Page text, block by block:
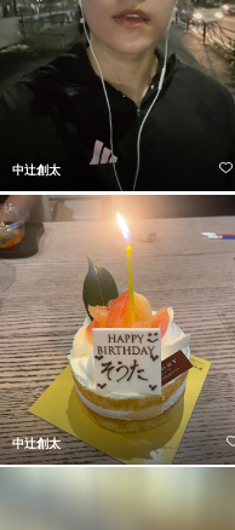
中辻創太
中辻創太